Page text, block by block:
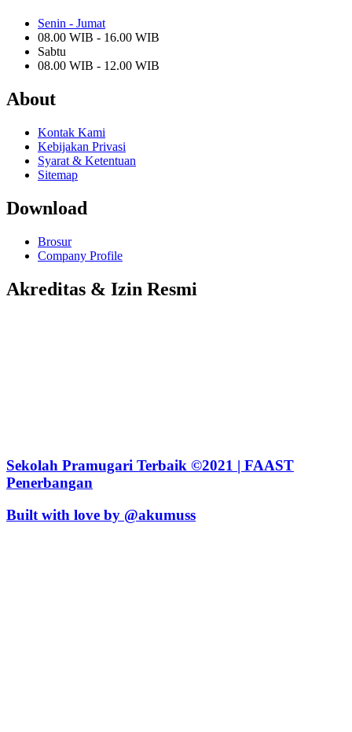
Senin - Jumat
08.00 WIB - 16.00 WIB
Sabtu
08.00 WIB - 12.00 WIB
About
Kontak Kami
Kebijakan Privasi
Syarat & Ketentuan
Sitemap
Download
Brosur
Company Profile
Akreditas & Izin Resmi
Sekolah Pramugari Terbaik ©2021 | FAAST
Penerbangan
Built with love by @akumuss